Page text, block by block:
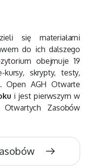
się materiałami
do ich dalszego
obejmuje 19
skrypty, testy,
Open AGH Otwarte
i jest pierwszym w
Otwartych Zasobów